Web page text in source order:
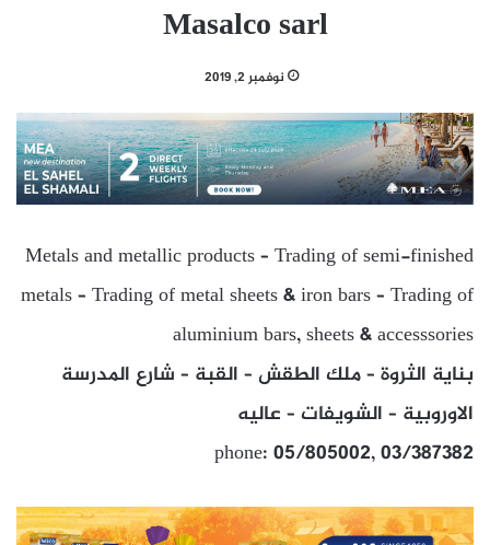
Masalco sarl
نوفمبر 2, 2019
Metals and metallic products – Trading of semi-finished
metals – Trading of metal sheets & iron bars – Trading of
aluminium bars, sheets & accesssories
بناية الثروة – ملك الطقش – القبة – شارع المدرسة
الاوروبية – الشويفات – عاليه
phone: 05/805002, 03/387382